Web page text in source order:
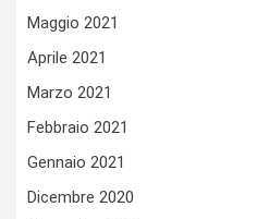
Maggio 2021
Aprile 2021
Marzo 2021
Febbraio 2021
Gennaio 2021
Dicembre 2020